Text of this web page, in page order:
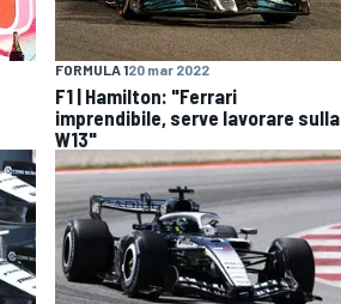
FORMULA 120 mar 2022
F1 | Hamilton: "Ferrari
imprendibile, serve lavorare sulla
W13"